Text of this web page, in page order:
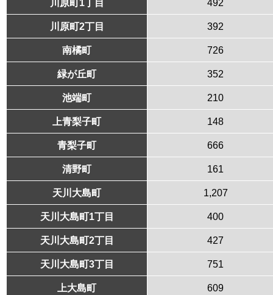
川原町1丁目 492
川原町2丁目 392
南橘町 726
緑が丘町 352
池端町 210
上青梨子町 148
青梨子町 666
清野町 161
天川大島町 1,207
天川大島町1丁目 400
天川大島町2丁目 427
天川大島町3丁目 751
上大島町 609